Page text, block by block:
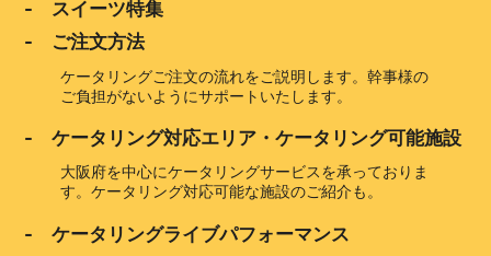
- スイーツ特集
- ご注文方法
ケータリングご注文の流れをご説明します。幹事様の
ご負担がないようにサポートいたします。
- ケータリング対応エリア・ケータリング可能施設
大阪府を中心にケータリングサービスを承っておりま
す。ケータリング対応可能な施設のご紹介も。
- ケータリングライブパフォーマンス